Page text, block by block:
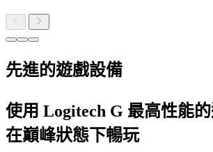
先進的遊戲設備
使用 Logitech G 最高性能的
在巔峰狀態下暢玩